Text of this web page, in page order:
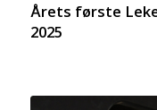
Årets første
2025